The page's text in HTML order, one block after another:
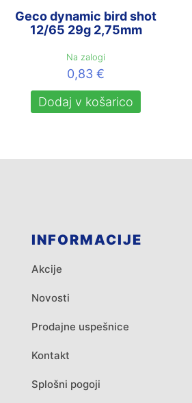
Geco dynamic bird shot
12/65 29g 2,75mm
Na zalogi
0,83 €
Dodaj v košarico
INFORMACIJE
Akcije
Novosti
Prodajne uspešnice
Kontakt
Splošni pogoji